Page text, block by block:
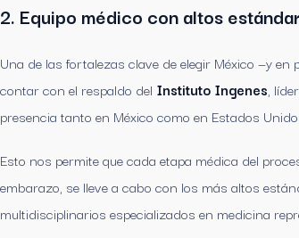
2. Equipo médico con altos
Una de las fortalezas clave de elegir México —y
contar con el respaldo del Instituto Ingenes ,
presencia tanto en México como en Estados
Esto nos permite que cada etapa médica del
embarazo, se lleve a cabo con los más altos
multidisciplinarios especializados en medicina